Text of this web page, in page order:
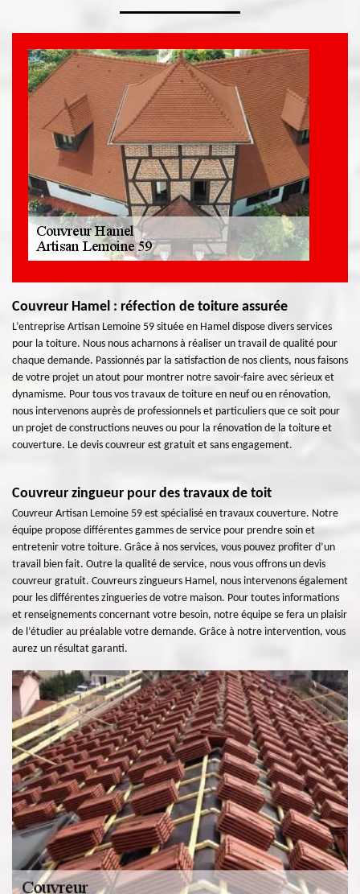
Couvreur Hamel : réfection de toiture assurée
L’entreprise Artisan Lemoine 59 située en Hamel dispose divers services
pour la toiture. Nous nous acharnons à réaliser un travail de qualité pour
chaque demande. Passionnés par la satisfaction de nos clients, nous faisons
de votre projet un atout pour montrer notre savoir-faire avec sérieux et
dynamisme. Pour tous vos travaux de toiture en neuf ou en rénovation,
nous intervenons auprès de professionnels et particuliers que ce soit pour
un projet de constructions neuves ou pour la rénovation de la toiture et
couverture. Le devis couvreur est gratuit et sans engagement.
Couvreur zingueur pour des travaux de toit
Couvreur Artisan Lemoine 59 est spécialisé en travaux couverture. Notre
équipe propose différentes gammes de service pour prendre soin et
entretenir votre toiture. Grâce à nos services, vous pouvez profiter d’un
travail bien fait. Outre la qualité de service, nous vous offrons un devis
couvreur gratuit. Couvreurs zingueurs Hamel, nous intervenons également
pour les différentes zingueries de votre maison. Pour toutes informations
et renseignements concernant votre besoin, notre équipe se fera un plaisir
de l’étudier au préalable votre demande. Grâce à notre intervention, vous
aurez un résultat garanti.